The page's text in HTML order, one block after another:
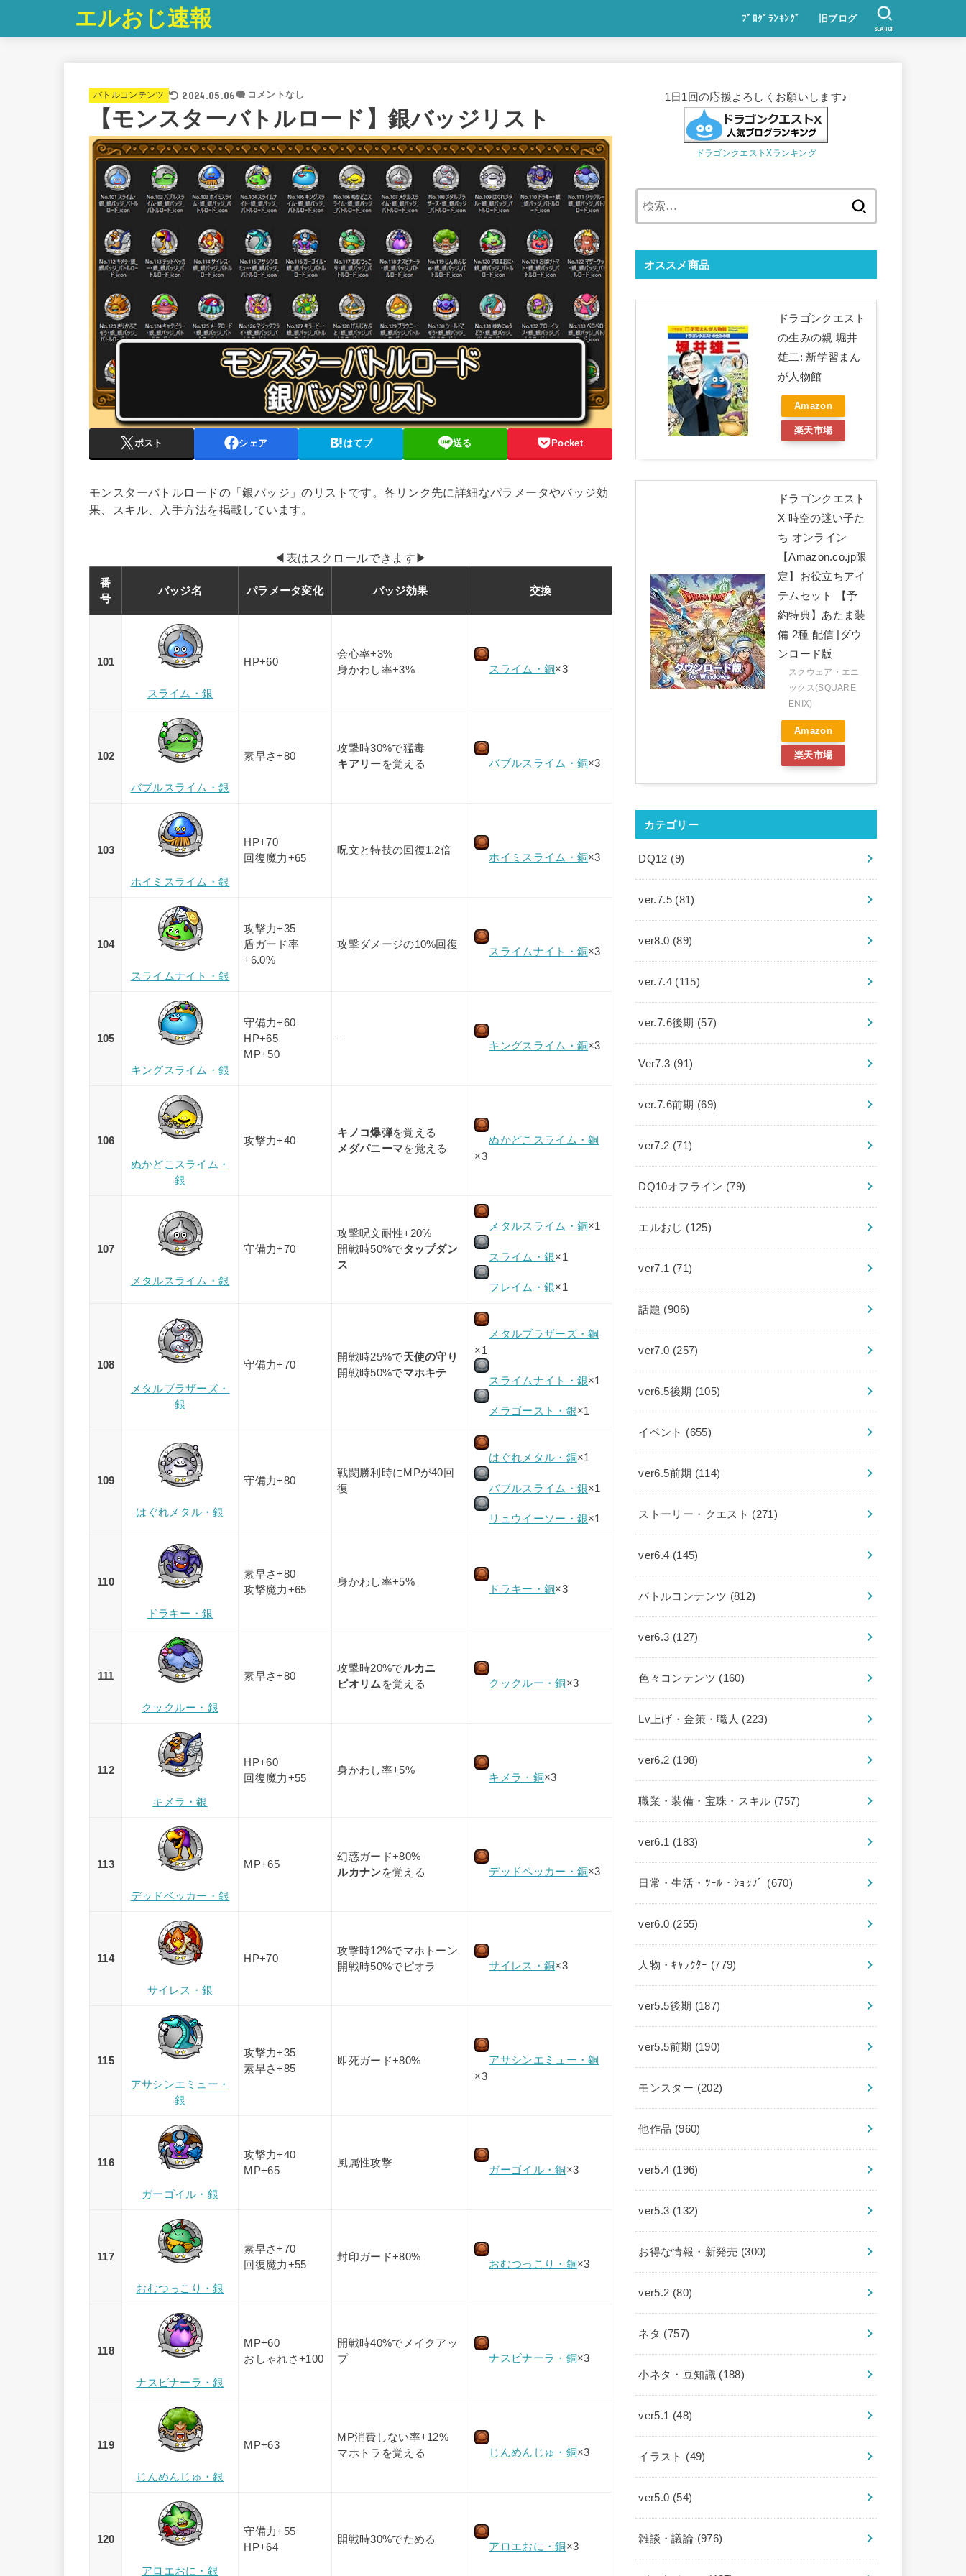
エルおじ速報 ﾌﾞﾛｸﾞﾗﾝｷﾝｸﾞ 旧ブログ
SEARCH
バトルコンテンツ 2024.05.06 コメントなし
【モンスターバトルロード】銀バッジリスト
ポスト シェア はてブ 送る Pocket
モンスターバトルロードの「銀バッジ」のリストです。各リンク先に詳細なパラメータやバッジ効
果、スキル、入手方法を掲載しています。
◀表はスクロールできます▶
番
号
バッジ名 パラメータ変化 バッジ効果 交換
101
スライム・銀
HP+60
会心率+3%
身かわし率+3%
スライム・銅×3
102
バブルスライム・銀
素早さ+80
攻撃時30%で猛毒
キアリーを覚える バブルスライム・銅×3
103
ホイミスライム・銀
HP+70
回復魔力+65
呪文と特技の回復1.2倍
ホイミスライム・銅×3
104
スライムナイト・銀
攻撃力+35
盾ガード率
+6.0%
攻撃ダメージの10%回復
スライムナイト・銅×3
105
キングスライム・銀
守備力+60
HP+65
MP+50
–
キングスライム・銅×3
106
ぬかどこスライム・
銀
攻撃力+40
キノコ爆弾を覚える
メダパニーマを覚える
ぬかどこスライム・銅
×3
107
メタルスライム・銀
守備力+70
攻撃呪文耐性+20%
開戦時50%でタップダン
ス
メタルスライム・銅×1
スライム・銀×1
フレイム・銀×1
108
メタルブラザーズ・
銀
守備力+70
開戦時25%で天使の守り
開戦時50%でマホキテ
メタルブラザーズ・銅
×1
スライムナイト・銀×1
メラゴースト・銀×1
109
はぐれメタル・銀
守備力+80
戦闘勝利時にMPが40回
復
はぐれメタル・銅×1
バブルスライム・銀×1
リュウイーソー・銀×1
110
ドラキー・銀
素早さ+80
攻撃魔力+65
身かわし率+5%
ドラキー・銅×3
111
クックルー・銀
素早さ+80
攻撃時20%でルカニ
ピオリムを覚える クックルー・銅 ×3
112
キメラ・銀
HP+60
回復魔力+55
身かわし率+5%
キメラ・銅×3
113
デッドベッカー・銀
MP+65
幻惑ガード+80%
ルカナンを覚える デッドペッカー・銅×3
114
サイレス・銀
HP+70
攻撃時12%でマホトーン
開戦時50%でピオラ
サイレス・銅×3
115
アサシンエミュー・
銀
攻撃力+35
素早さ+85
即死ガード+80%
アサシンエミュー・銅
×3
116
ガーゴイル・銀
攻撃力+40
MP+65
風属性攻撃
ガーゴイル・銅 ×3
117
おむつっこり・銀
素早さ+70
回復魔力+55
封印ガード+80%
おむつっこり・銅×3
118
ナスビナーラ・銀
MP+60
おしゃれさ+100
開戦時40%でメイクアッ
プ
ナスビナーラ・銅×3
119
じんめんじゅ・銀
MP+63
MP消費しない率+12%
マホトラを覚える
じんめんじゅ・銅×3
120
アロエおに・銀
守備力+55
HP+64
開戦時30%でためる
アロエおに・銅 ×3
1日1回の応援よろしくお願いします♪
ドラゴンクエストXランキング
オススメ商品
ドラゴンクエスト
の生みの親 堀井
雄二: 新学習まん
が人物館
Amazon
楽天市場
ドラゴンクエスト
X 時空の迷い子た
ち オンライン
【Amazon.co.jp限
定】お役立ちアイ
テムセット 【予
約特典】あたま装
備 2種 配信 |ダウ
ンロード版
スクウェア・エニ
ックス(SQUARE
ENIX)
Amazon
楽天市場
カテゴリー
DQ12 (9)
ver.7.5 (81)
ver8.0 (89)
ver.7.4 (115)
ver.7.6後期 (57)
Ver7.3 (91)
ver.7.6前期 (69)
ver7.2 (71)
DQ10オフライン (79)
エルおじ (125)
ver7.1 (71)
話題 (906)
ver7.0 (257)
ver6.5後期 (105)
イベント (655)
ver6.5前期 (114)
ストーリー・クエスト (271)
ver6.4 (145)
バトルコンテンツ (812)
ver6.3 (127)
色々コンテンツ (160)
Lv上げ・金策・職人 (223)
ver6.2 (198)
職業・装備・宝珠・スキル (757)
ver6.1 (183)
日常・生活・ﾂｰﾙ・ｼｮｯﾌﾟ (670)
ver6.0 (255)
人物・ｷｬﾗｸﾀｰ (779)
ver5.5後期 (187)
ver5.5前期 (190)
モンスター (202)
他作品 (960)
ver5.4 (196)
ver5.3 (132)
お得な情報・新発売 (300)
ver5.2 (80)
ネタ (757)
小ネタ・豆知識 (188)
ver5.1 (48)
イラスト (49)
ver5.0 (54)
雑談・議論 (976)